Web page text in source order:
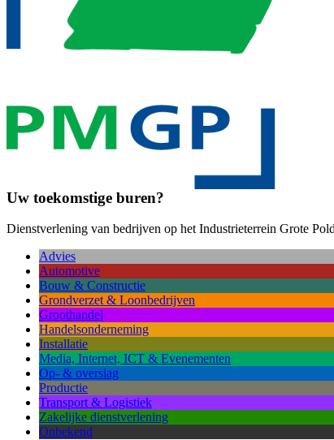
Uw toekomstige buren?
Dienstverlening van bedrijven op het Industrieterrein Grote
Advies
Automotive
Bouw & Constructie
Grondverzet & Loonbedrijven
Groothandel
Handelsonderneming
Installatie
Media, Internet, ICT & Evenementen
Op- & overslag
Productie
Transport & Logistiek
Zakelijke dienstverlening
Onbekend